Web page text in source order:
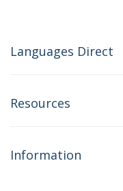
Languages Direct
Resources
Information